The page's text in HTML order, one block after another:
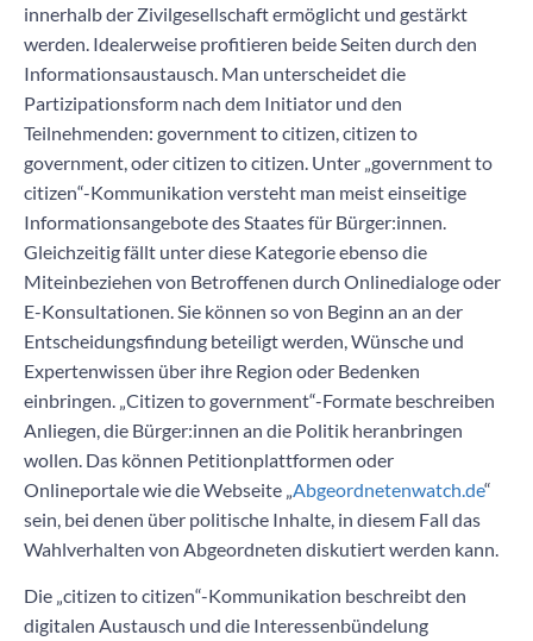
innerhalb der Zivilgesellschaft ermöglicht und gestärkt
werden. Idealerweise profitieren beide Seiten durch den
Informationsaustausch. Man unterscheidet die
Partizipationsform nach dem Initiator und den
Teilnehmenden: government to citizen, citizen to
government, oder citizen to citizen. Unter „ government to
citizen“-Kommunikation versteht man meist einseitige
Informationsangebote des Staates für Bürger:innen.
Gleichzeitig fällt unter diese Kategorie ebenso die
Miteinbeziehen von Betroffenen durch Onlinedialoge oder
E-Konsultationen. Sie können so von Beginn an an der
Entscheidungsfindung beteiligt werden, Wünsche und
Expertenwissen über ihre Region oder Bedenken
einbringen. „ Citizen to government“-Formate beschreiben
Anliegen, die Bürger:innen an die Politik heranbringen
wollen. Das können Petitionplattformen oder
Onlineportale wie die Webseite „ Abgeordnetenwatch.de“
sein, bei denen über politische Inhalte, in diesem Fall das
Wahlverhalten von Abgeordneten diskutiert werden kann.
Die „citizen to citizen“-Kommunikation beschreibt den
digitalen Austausch und die Interessenbündelung